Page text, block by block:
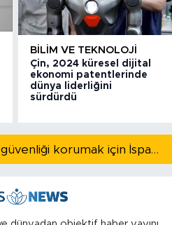
BILIM VE TEKNOLOJI
Çin, 2024 küresel dijital
ekonomi patentlerinde
dünya liderliğini
sürdürdü
İtalya Başbakanı: Ulusal güvenliği korumak için İspanya ile Schengen kapsamındaki serbest dolaşımı askıya alıyoruz